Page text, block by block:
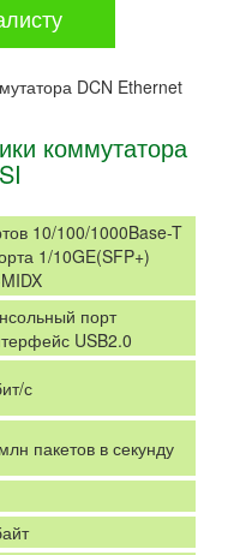
DCN Ethernet
коммутатора
10/100/1000Base-T
1/10GE(SFP+)
порт
USB2.0
с
пакетов в секунду